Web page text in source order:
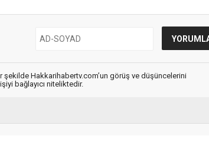
şekilde Hakkarihabertv.com’un görüş ve düşüncelerini
bağlayıcı niteliktedir.